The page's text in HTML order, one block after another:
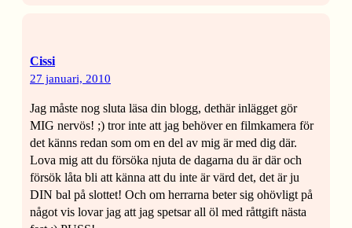
Cissi
27 januari, 2010
Jag måste nog sluta läsa din blogg, dethär inlägget gör
MIG nervös! ;) tror inte att jag behöver en filmkamera för
det känns redan som om en del av mig är med dig där.
Lova mig att du försöka njuta de dagarna du är där och
försök låta bli att känna att du inte är värd det, det är ju
DIN bal på slottet! Och om herrarna beter sig ohövligt på
något vis lovar jag att jag spetsar all öl med råttgift nästa